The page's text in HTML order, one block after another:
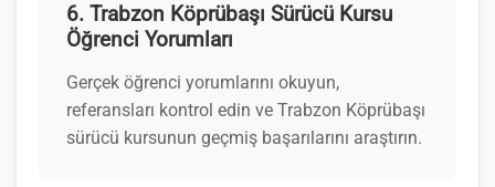
6. Trabzon Köprübaşı Sürücü Kursu
Öğrenci Yorumları
Gerçek öğrenci yorumlarını okuyun,
referansları kontrol edin ve Trabzon Köprübaşı
sürücü kursunun geçmiş başarılarını araştırın.